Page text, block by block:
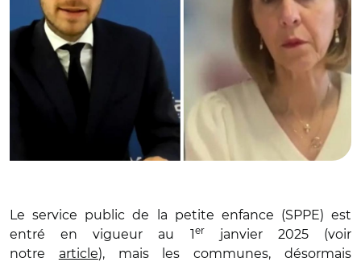
Le service public de la petite enfance (SPPE) est
entré en vigueur au 1erjanvier 2025 (voir
notre article), mais les communes, désormais